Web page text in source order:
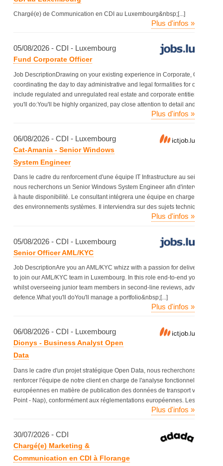
Chargé(e) de Communication en CDI au Luxembourg&nbsp;[...]
Plus d'infos »
05/08/2026 - CDI - Luxembourg
Fund Corporate Officer
Job DescriptionDrawing on your existing experience in Corporate, Company
coordinating the day to day administrative and legal formalities for our varied
include regulated and unregulated real estate and corporate entities
you'll do:You'll be highly organized, pay close attention to detail and&nbsp;[...]
Plus d'infos »
06/08/2026 - CDI - Luxembourg
Cat-Amania - Senior Windows
System Engineer
Dans le cadre du renforcement d'une équipe IT Infrastructure au sein d'un
nous recherchons un Senior Windows System Engineer afin d'intervenir sur
à haute disponibilité. Le consultant intégrera une équipe en charge de la
des environnements systèmes. Il interviendra sur des sujets techniques
Plus d'infos »
05/08/2026 - CDI - Luxembourg
Senior Officer AML/KYC
Job DescriptionAre you an AML/KYC whizz with a passion for delivering
to join our AML/KYC team in Luxembourg. In this role end-to-end you will be
whilst overseeing junior team members in second-line reviews, advising on
defence.What you'll doYou'll manage a portfolio&nbsp;[...]
Plus d'infos »
06/08/2026 - CDI - Luxembourg
Dionys - Business Analyst Open
Data
Dans le cadre d'un projet stratégique Open Data, nous recherchons un(e)
renforcer l'équipe de notre client en charge de l'analyse fonctionnelle. Le
européennes en matière de publication des données de transport via le
Point - Nap), conformément aux réglementations européennes. Les
Plus d'infos »
30/07/2026 - CDI
Chargé(e) Marketing &
Communication en CDI à Florange